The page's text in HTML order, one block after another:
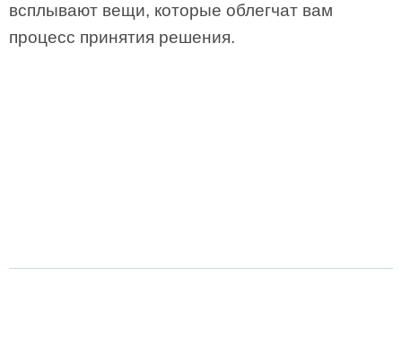
всплывают вещи, которые облегчат вам
процесс принятия решения.